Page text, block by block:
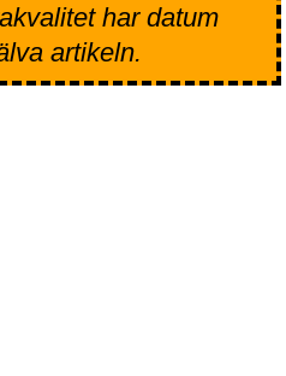
har datum
artikeln.